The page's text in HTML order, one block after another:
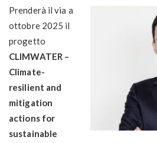
Prenderà il via a
ottobre 2025 il
progetto
CLIMWATER –
Climate-
resilient and
mitigation
actions for
sustainable